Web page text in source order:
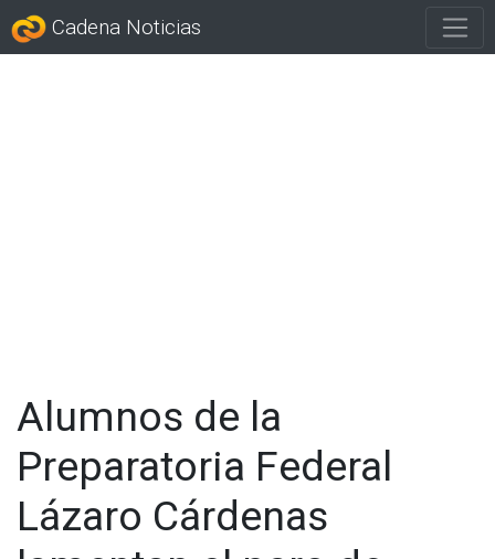
Cadena Noticias
Alumnos de la
Preparatoria Federal
Lázaro Cárdenas